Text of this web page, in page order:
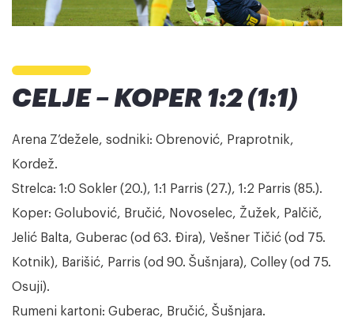
CELJE – KOPER 1:2 (1:1)
Arena Z’dežele, sodniki: Obrenović, Praprotnik,
Kordež.
Strelca: 1:0 Sokler (20.), 1:1 Parris (27.), 1:2 Parris (85.).
Koper: Golubović, Bručić, Novoselec, Žužek, Palčič,
Jelić Balta, Guberac (od 63. Đira), Vešner Tičić (od 75.
Kotnik), Barišić, Parris (od 90. Šušnjara), Colley (od 75.
Osuji).
Rumeni kartoni: Guberac, Bručić, Šušnjara.